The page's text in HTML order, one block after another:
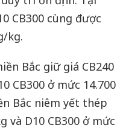
CB300 cùng được
kg.
Bắc giữ giá CB240
CB300 ở mức 14.700
Bắc niêm yết thép
và D10 CB300 ở mức